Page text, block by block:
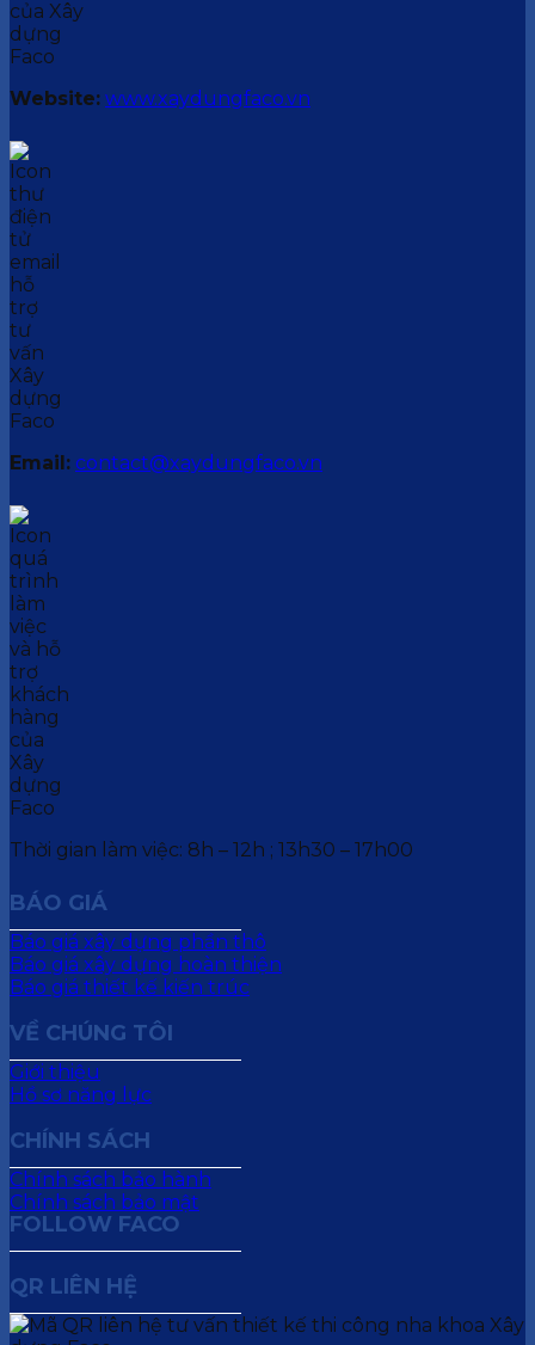
Website: www.xaydungfaco.vn
Email: contact@xaydungfaco.vn
Thời gian làm việc: 8h – 12h ; 13h30 – 17h00
BÁO GIÁ
Báo giá xây dựng phần thô
Báo giá xây dựng hoàn thiện
Báo giá thiết kế kiến trúc
VỀ CHÚNG TÔI
Giới thiệu
Hồ sơ năng lực
CHÍNH SÁCH
Chính sách bảo hành
Chính sách bảo mật
FOLLOW FACO
QR LIÊN HỆ